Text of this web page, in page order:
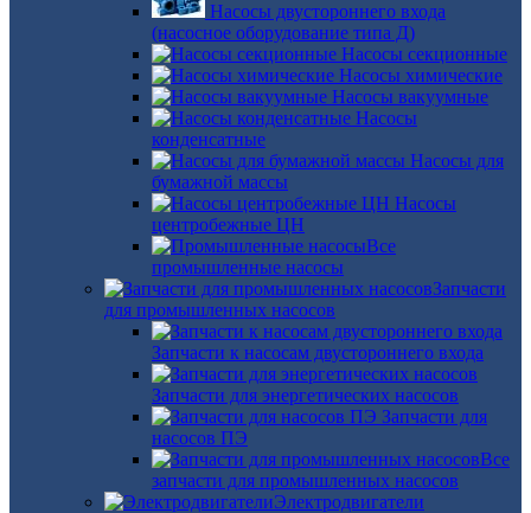
Насосы двустороннего входа
(насосное оборудование типа Д)
Насосы секционные
Насосы химические
Насосы вакуумные
Насосы
конденсатные
Насосы для
бумажной массы
Насосы
центробежные ЦН
Все
промышленные насосы
Запчасти
для промышленных насосов
Запчасти к насосам двустороннего входа
Запчасти для энергетических насосов
Запчасти для
насосов ПЭ
Все
запчасти для промышленных насосов
Электродвигатели